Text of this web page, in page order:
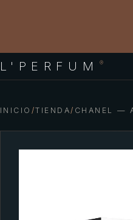
L'PERFUM ®
INICIO /TIENDA/ CHANEL —